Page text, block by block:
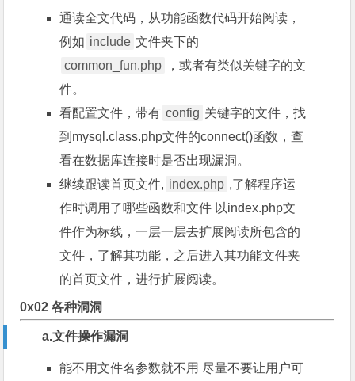
通读全文代码，从功能函数代码开始阅读，
例如 include 文件夹下的
common_fun.php
，或者有类似关键字的文
件。
看配置文件，带有 config 关键字的文件，找
到mysql.class.php文件的connect()函数，查
看在数据库连接时是否出现漏洞。
继续跟读首页文件, index.php ,了解程序运
作时调用了哪些函数和文件 以index.php文
件作为标线，一层一层去扩展阅读所包含的
文件，了解其功能，之后进入其功能文件夹
的首页文件，进行扩展阅读。
0x02 各种洞洞
a.文件操作漏洞
能不用文件名参数就不用 尽量不要让用户可